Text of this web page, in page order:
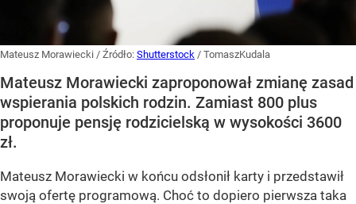
Mateusz Morawiecki / Źródło: Shutterstock / TomaszKudala
Mateusz Morawiecki zaproponował zmianę zasad
wspierania polskich rodzin. Zamiast 800 plus
proponuje pensję rodzicielską w wysokości 3600
zł.
Mateusz Morawiecki w końcu odsłonił karty i przedstawił
swoją ofertę programową. Choć to dopiero pierwsza taka